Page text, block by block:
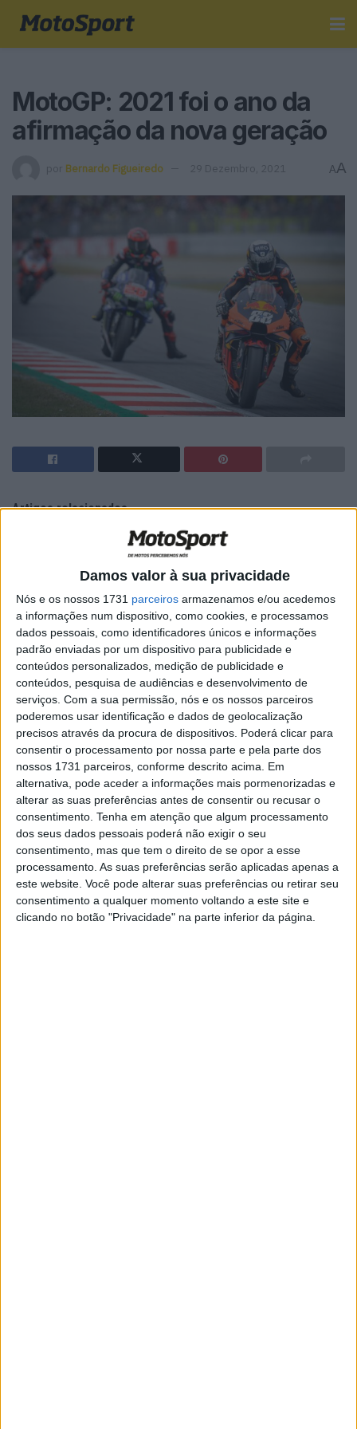
Damos valor à sua privacidade
Nós e os nossos 1731 parceiros armazenamos e/ou acedemos
a informações num dispositivo, como cookies, e processamos
dados pessoais, como identificadores únicos e informações
padrão enviadas por um dispositivo para publicidade e
conteúdos personalizados, medição de publicidade e
conteúdos, pesquisa de audiências e desenvolvimento de
serviços. Com a sua permissão, nós e os nossos parceiros
poderemos usar identificação e dados de geolocalização
precisos através da procura de dispositivos. Poderá clicar para
consentir o processamento por nossa parte e pela parte dos
nossos 1731 parceiros, conforme descrito acima. Em
alternativa, pode aceder a informações mais pormenorizadas e
alterar as suas preferências antes de consentir ou recusar o
consentimento. Tenha em atenção que algum processamento
dos seus dados pessoais poderá não exigir o seu
consentimento, mas que tem o direito de se opor a esse
processamento. As suas preferências serão aplicadas apenas a
este website. Você pode alterar suas preferências ou retirar seu
consentimento a qualquer momento voltando a este site e
clicando no botão "Privacidade" na parte inferior da página.
MotoGP: 2021 foi o ano da
afirmação da nova geração
por Bernardo Figueiredo 29 Dezembro, 2021 AA
Artigos relacionados
MotoGP: Pirro sobre Marc ‘vejo algumas
6 AGOSTO, 2026
MotoGP: Honda impressiona em Mugello e
deixa Ducati para trás nos testes das
850cc
6 AGOSTO, 2026
🔊 Ouvir artigo
É verdade que 2020 terminou com Joan Mir
como campeão mundial, mas com veteranos
como Andrea Dovizioso e Danilo Petrucci a
ganharem corridas, e com Marc Márquez a
partir o braço, não se sentia ainda uma nova
era no MotoGP. Mas isso mudou em 2021.